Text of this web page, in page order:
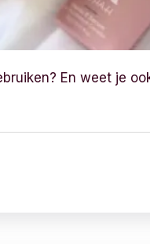
En weet je